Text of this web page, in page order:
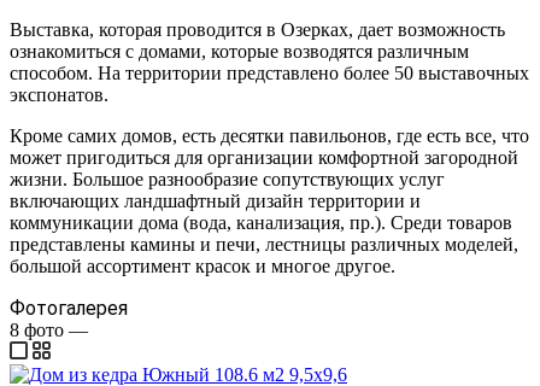
Выставка, которая проводится в Озерках, дает возможность
ознакомиться с домами, которые возводятся различным
способом. На территории представлено более 50 выставочных
экспонатов.
Кроме самих домов, есть десятки павильонов, где есть все, что
может пригодиться для организации комфортной загородной
жизни. Большое разнообразие сопутствующих услуг
включающих ландшафтный дизайн территории и
коммуникации дома (вода, канализация, пр.). Среди товаров
представлены камины и печи, лестницы различных моделей,
большой ассортимент красок и многое другое.
Фотогалерея
8 фото —